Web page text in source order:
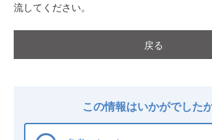
流してください。
戻る
この情報はいかがでした